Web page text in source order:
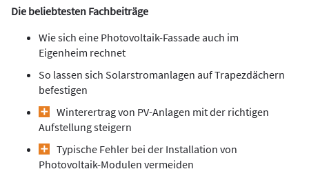
Die beliebtesten Fachbeiträge
Wie sich eine Photovoltaik-Fassade auch im
Eigenheim rechnet
So lassen sich Solarstromanlagen auf Trapezdächern
befestigen
Winterertrag von PV-Anlagen mit der richtigen
Aufstellung steigern
Typische Fehler bei der Installation von
Photovoltaik-Modulen vermeiden